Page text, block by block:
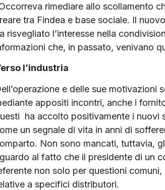
rimediare allo scollamento
tra Findea e base sociale. Il
risvegliato l’interesse nella
che, in passato, venivano
l’industria
e delle sue motivazioni
appositi incontri, anche i
ha accolto positivamente i nuovi
un segnale di vita in anni di
Non sono mancati, tuttavia,
al fatto che il presidente di un
non solo per questioni
a specifici distributori.